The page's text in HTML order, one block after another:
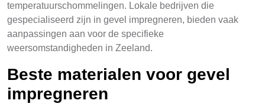
temperatuurschommelingen. Lokale bedrijven die
gespecialiseerd zijn in gevel impregneren, bieden vaak
aanpassingen aan voor de specifieke
weersomstandigheden in Zeeland.
Beste materialen voor gevel
impregneren